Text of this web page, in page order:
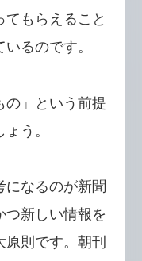
てもらえること
るのです。
の」という前提
う。
になるのが新聞
つ新しい情報を
則です。朝刊